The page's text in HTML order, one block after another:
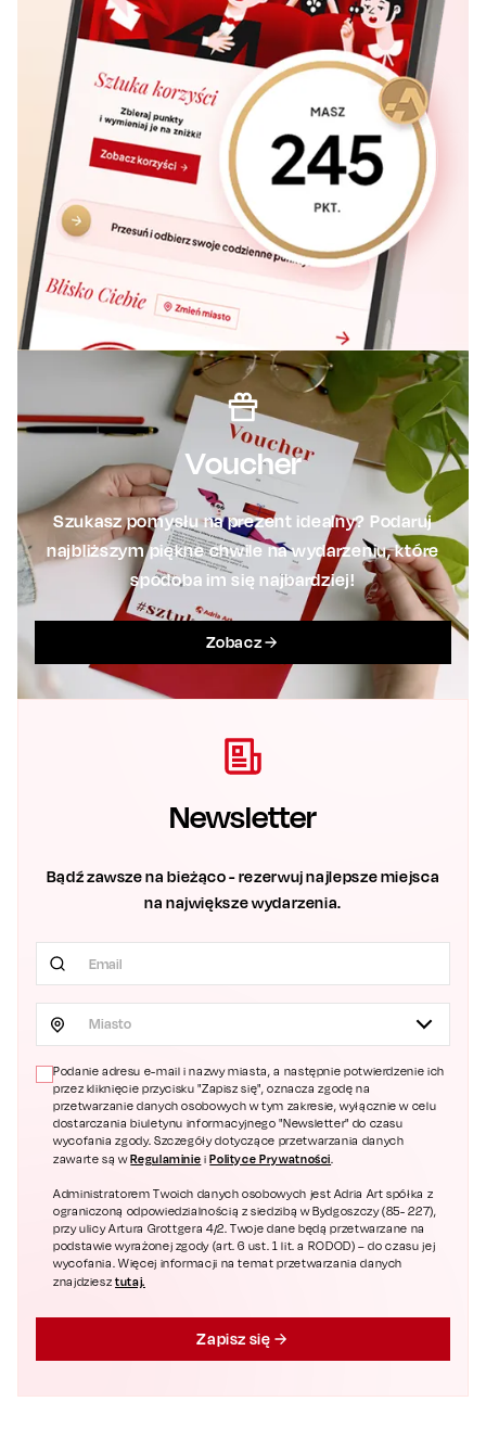
Voucher
Szukasz pomysłu na prezent idealny? Podaruj
najbliższym piękne chwile na wydarzeniu, które
spodoba im się najbardziej!
Zobacz
Newsletter
Bądź zawsze na bieżąco - rezerwuj najlepsze miejsca
na największe wydarzenia.
Miasto
Podanie adresu e-mail i nazwy miasta, a następnie potwierdzenie ich
przez kliknięcie przycisku "Zapisz się", oznacza zgodę na
przetwarzanie danych osobowych w tym zakresie, wyłącznie w celu
dostarczania biuletynu informacyjnego "Newsletter" do czasu
wycofania zgody. Szczegóły dotyczące przetwarzania danych
zawarte są wRegulaminie i Polityce Prywatności.
Administratorem Twoich danych osobowych jest Adria Art spółka z
ograniczoną odpowiedzialnością z siedzibą w Bydgoszczy (85- 227),
przy ulicy Artura Grottgera 4/2. Twoje dane będą przetwarzane na
podstawie wyrażonej zgody (art. 6 ust. 1 lit. a RODOD) – do czasu jej
wycofania. Więcej informacji na temat przetwarzania danych
znajdziesztutaj.
Zapisz się